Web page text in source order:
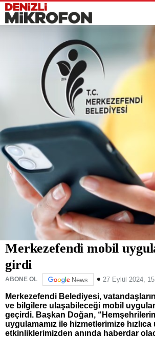
Merkezefendi mobil
girdi
ABONE OL News 27 Eylül 2024,
Merkezefendi Belediyesi,
ve bilgilere ulaşabileceği mobil
geçirdi. Başkan Doğan,
uygulamamız ile hizmetlerimize
etkinliklerimizden anında haberdar